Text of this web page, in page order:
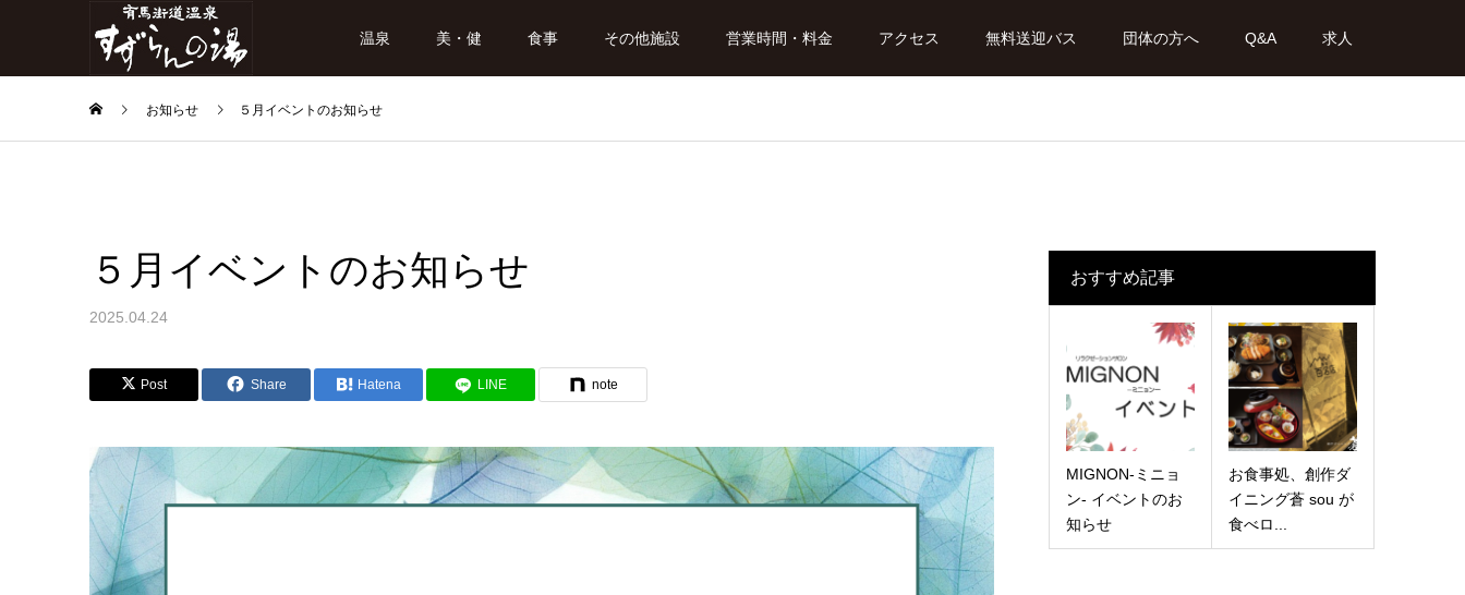
温泉 美・健 食事 その他施設 営業時間・料金 アクセス 無料送迎バス 団体の方へ Q&A 求人
お知らせ ５月イベントのお知らせ
５月イベントのお知らせ
2025.04.24
Post Share Hatena LINE note
おすすめ記事
MIGNON-ミニョ
ン- イベントのお
知らせ
お食事処、創作ダ
イニング蒼 sou が
食べロ...